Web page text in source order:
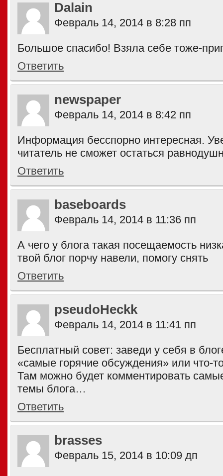
Dalain
Февраль 14, 2014 в 8:28 пп
Большое спасибо! Взяла себе тоже-
Ответить
newspaper
Февраль 14, 2014 в 8:42 пп
Информация бесспорно интересная.
читатель не сможет остаться
Ответить
baseboards
Февраль 14, 2014 в 11:36 пп
А чего у блога такая посещаемость
твой блог порчу навели, помогу снять
Ответить
pseudoHeckk
Февраль 14, 2014 в 11:41 пп
Бесплатный совет: заведи у себя в
«самые горячие обсуждения» или что-
Там можно будет комментировать
темы блога…
Ответить
brasses
Февраль 15, 2014 в 10:09 дп